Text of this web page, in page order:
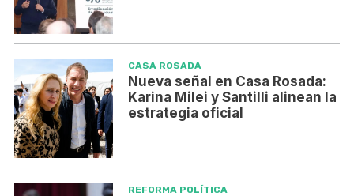
CASA ROSADA
Nueva señal en Casa Rosada:
Karina Milei y Santilli alinean la
estrategia oficial
REFORMA POLÍTICA